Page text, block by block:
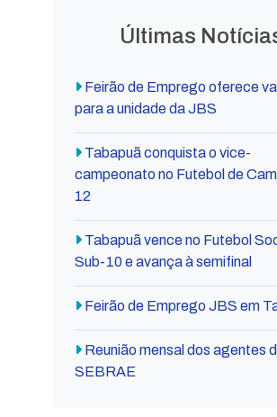
Últimas
Feirão de Emprego oferece
para a unidade da JBS
Tabapuã conquista o vice-
campeonato no Futebol de
12
Tabapuã vence no Futebol
Sub-10 e avança à semifinal
Feirão de Emprego JBS em
Reunião mensal dos agentes
SEBRAE